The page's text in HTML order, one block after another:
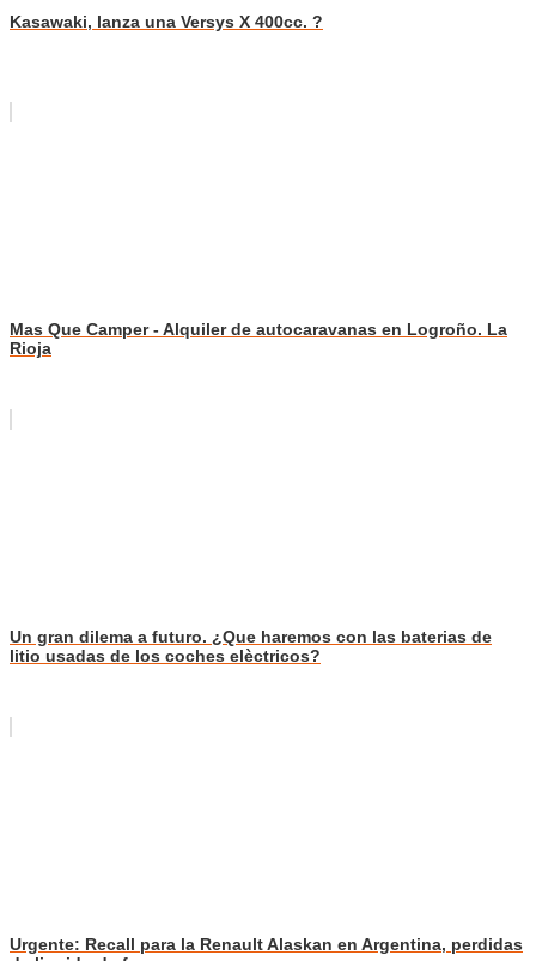
Kasawaki, lanza una Versys X 400cc. ?
Mas Que Camper - Alquiler de autocaravanas en Logroño. La
Rioja
Un gran dilema a futuro. ¿Que haremos con las baterias de
litio usadas de los coches elèctricos?
Urgente: Recall para la Renault Alaskan en Argentina, perdidas